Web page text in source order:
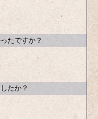
たですか？
たか？